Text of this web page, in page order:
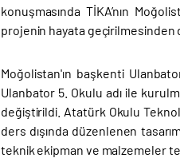
konuşmasında TİKA’nın
projenin hayata geçirilmesinden
Moğolistan'ın başkenti
Ulanbator 5. Okulu adı ile
değiştirildi. Atatürk Okulu
ders dışında düzenlenen
teknik ekipman ve malzemeler